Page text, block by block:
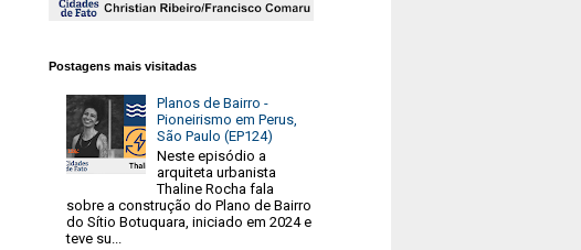
Postagens mais visitadas
Planos de Bairro -
Pioneirismo em Perus,
São Paulo (EP124)
Neste episódio a
arquiteta urbanista
Thaline Rocha fala
sobre a construção do Plano de Bairro
do Sítio Botuquara, iniciado em 2024 e
teve su...